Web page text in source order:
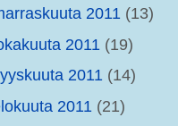
2011 (13)
2011 (19)
2011 (14)
2011 (21)